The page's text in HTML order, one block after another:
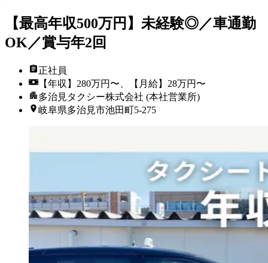
【最高年収500万円】未経験◎／車通勤
OK／賞与年2回
正社員
【年収】280万円〜、【月給】28万円〜
多治見タクシー株式会社 (本社営業所)
岐阜県多治見市池田町5-275